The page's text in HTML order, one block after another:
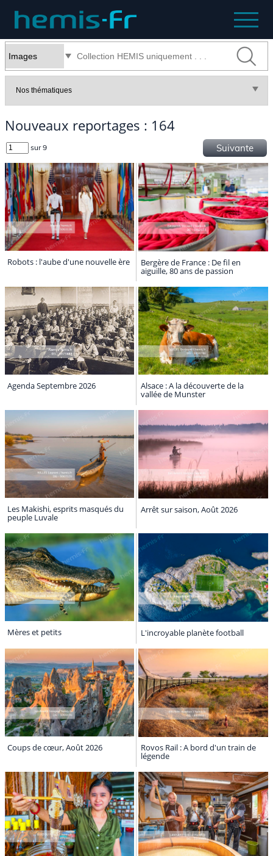
Nouveaux reportages : 164
sur 9 Suivante
Robots : l'aube d'une nouvelle ère Bergère de France : De fil en
aiguille, 80 ans de passion
Agenda Septembre 2026 Alsace : A la découverte de la
vallée de Munster
Les Makishi, esprits masqués du
peuple Luvale
Arrêt sur saison, Août 2026
Mères et petits L'incroyable planète football
Coups de cœur, Août 2026 Rovos Rail : A bord d'un train de
légende